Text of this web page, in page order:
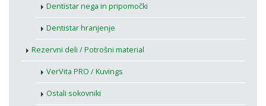
Dentistar nega in pripomočki
Dentistar hranjenje
Rezervni deli / Potrošni material
VerVita PRO / Kuvings
Ostali sokovniki